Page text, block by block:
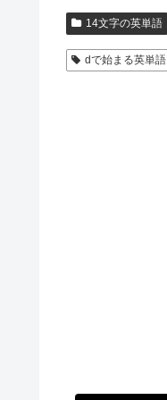
14文字の英単語
dで始まる英単語